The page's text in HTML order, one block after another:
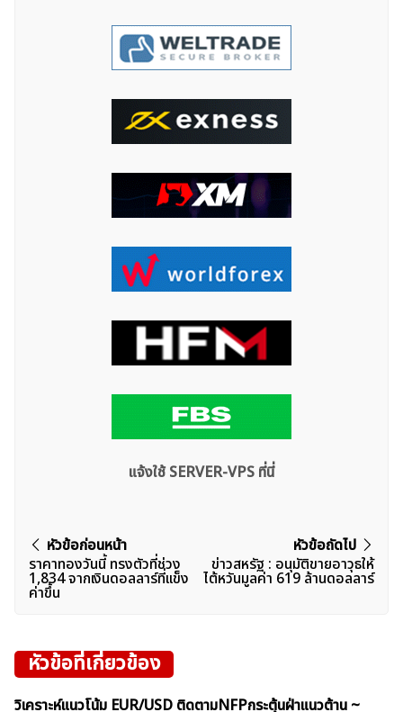
แจ้งใช้ SERVER-VPS ที่นี่
แนะแนว
เรื่อง
หัวข้อก่อนหน้า
ราคาทองวันนี้ ทรงตัวที่ช่วง
1,834 จากเงินดอลลาร์ที่เเข็ง
ค่าขึ้น
หัวข้อถัดไป
ข่าวสหรัฐ : อนุมัติขายอาวุธให้
ไต้หวันมูลค่า 619 ล้านดอลลาร์
หัวข้อที่เกี่ยวข้อง
วิเคราะห์แนวโน้ม EUR/USD ติดตามNFPกระตุ้นฝ่าแนวต้าน ~